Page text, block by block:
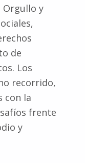
Orgullo y
de
Los
recorrido,
con la
frente
y